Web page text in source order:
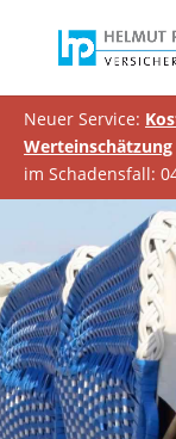
Neuer Service:
Werteinschätzung
im Schadensfall: